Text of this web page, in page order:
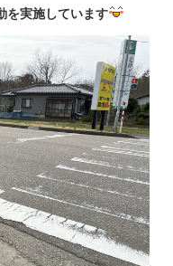
を実施しています